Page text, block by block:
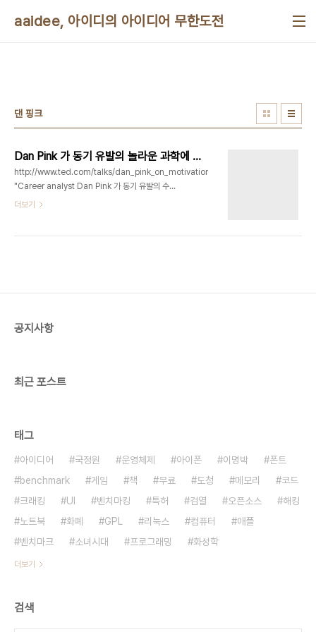
aaidee, 아이디의 아이디어 무한도전
댄 핑크
Dan Pink 가 동기 유발의 놀라운 과학에 대해서 설명합니다
http://www.ted.com/talks/dan_pink_on_motivation.html
"Career analyst Dan Pink 가 동기 유발의 수수
께끼에 대해, 먼저 사회과학 학자들은 알고 있지만 일
더보기
공지사항
최근 포스트
태그
아이디어 국정원 운영체제 아이폰 이명박
폰트
benchmark
게임 책 무료 도청 메모리
코드
크래킹
UI 벤치마킹 특허 검열 오픈소스
해킹
노트북
화폐 GPL 리눅스 컴퓨터
애플
벤치마크
소녀시대 프로그래밍 화성학
더보기
검색